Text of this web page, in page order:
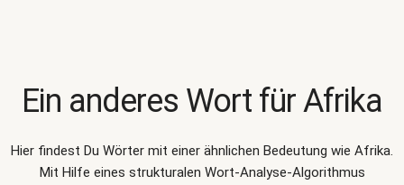
Ein anderes Wort fürAfrika
Hier findest Du Wörter mit einer ähnlichen Bedeutung wie Afrika.
Mit Hilfe eines strukturalen Wort-Analyse-Algorithmus